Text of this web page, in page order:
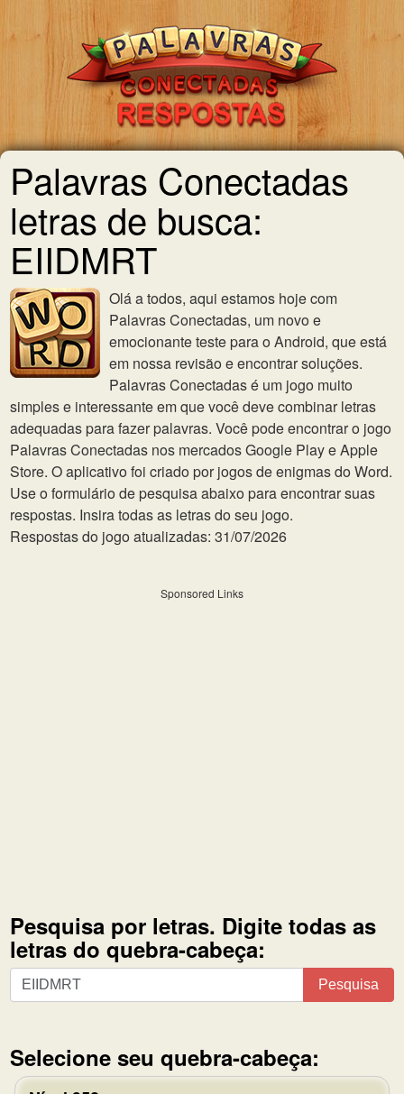
Palavras Conectadas
letras de busca:
EIIDMRT
Olá a todos, aqui estamos hoje com
Palavras Conectadas, um novo e
emocionante teste para o Android, que está
em nossa revisão e encontrar soluções.
Palavras Conectadas é um jogo muito
simples e interessante em que você deve combinar letras
adequadas para fazer palavras. Você pode encontrar o jogo
Palavras Conectadas nos mercados Google Play e Apple
Store. O aplicativo foi criado por jogos de enigmas do Word.
Use o formulário de pesquisa abaixo para encontrar suas
respostas. Insira todas as letras do seu jogo.
Respostas do jogo atualizadas: 31/07/2026
Sponsored Links
Pesquisa por letras. Digite todas as
letras do quebra-cabeça:
Pesquisa
por
todas
as
Pesquisa
Selecione seu quebra-cabeça: